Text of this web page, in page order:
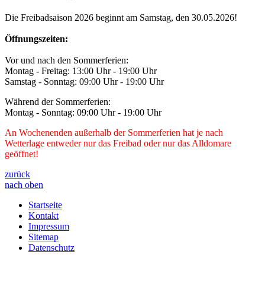
Die Freibadsaison 2026 beginnt am Samstag, den 30.05.2026!
Öffnungszeiten:
Vor und nach den Sommerferien:
Montag - Freitag: 13:00 Uhr - 19:00 Uhr
Samstag - Sonntag: 09:00 Uhr - 19:00 Uhr
Während der Sommerferien:
Montag - Sonntag: 09:00 Uhr - 19:00 Uhr
An Wochenenden außerhalb der Sommerferien hat je nach
Wetterlage entweder nur das Freibad oder nur das Alldomare
geöffnet!
zurück
nach oben
Startseite
Kontakt
Impressum
Sitemap
Datenschutz